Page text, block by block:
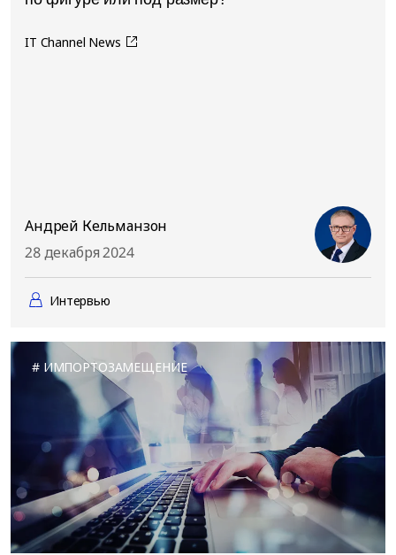
IT Channel News
Андрей Кельманзон
28 декабря 2024
Интервью
ИМПОРТОЗАМЕЩЕНИЕ